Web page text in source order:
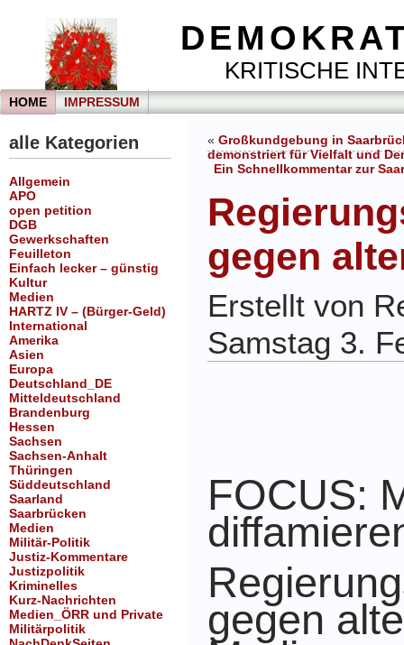
KRITISCHE
HOME IMPRESSUM
alle Kategorien
Allgemein
APO
open petition
DGB
Gewerkschaften
Feuilleton
Einfach lecker – günstig
Kultur
Medien
HARTZ IV – (Bürger-Geld)
International
Amerika
Asien
Europa
Deutschland_DE
Mitteldeutschland
Brandenburg
Hessen
Sachsen
Sachsen-Anhalt
Thüringen
Süddeutschland
Saarland
Saarbrücken
Medien
Militär-Politik
Justiz-Kommentare
Justizpolitik
Kriminelles
Kurz-Nachrichten
Medien_ÖRR und Private
Militärpolitik
« Großkundgebung in
demonstriert für Vielfalt und
Ein Schnellkommentar zur
gegen
Erstellt von
Samstag 3.
FOCUS:
gegen